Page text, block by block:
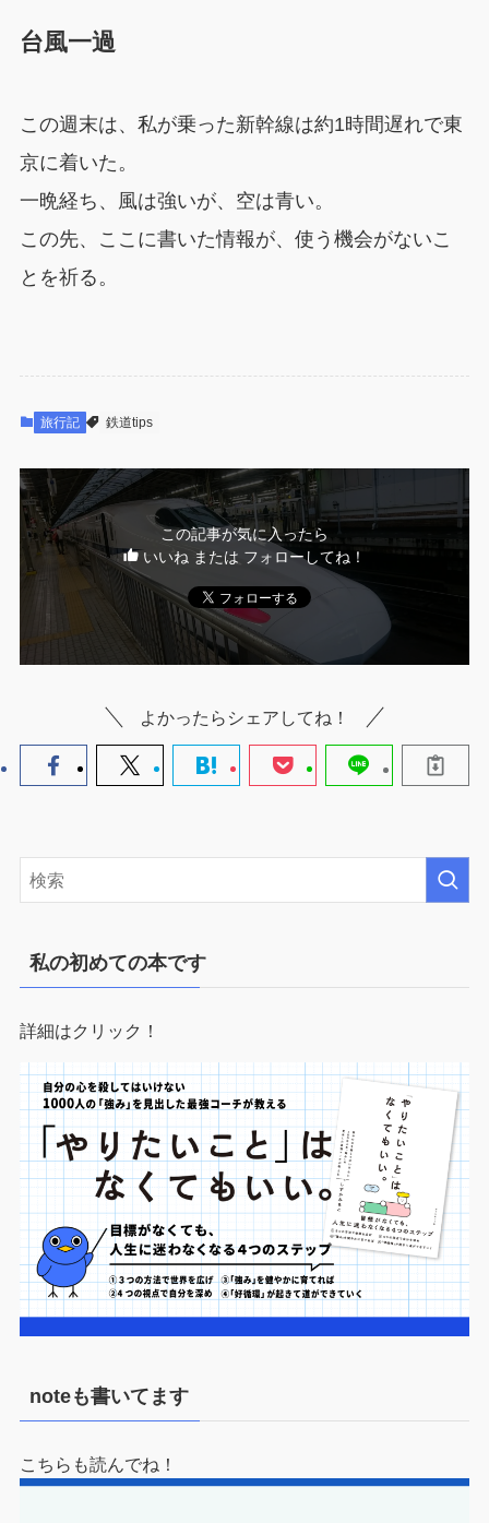
台風一過
この週末は、私が乗った新幹線は約1時間遅れで東
京に着いた。
一晩経ち、風は強いが、空は青い。
この先、ここに書いた情報が、使う機会がないこ
とを祈る。
旅行記 鉄道tips
この記事が気に入ったら
いいね または フォローしてね！
よかったらシェアしてね！
私の初めての本です
詳細はクリック！
noteも書いてます
こちらも読んでね！